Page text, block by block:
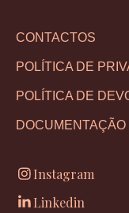
CONTACTOS
POLÍTICA DE
POLÍTICA DE
DOCUMENTAÇÃO
Instagram
Linkedin